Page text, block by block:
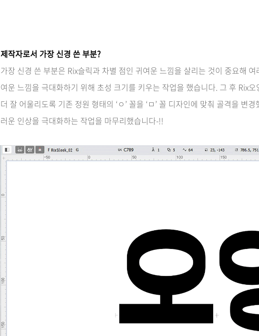
제작자로서 가장 신경 쓴 부분?
가장 신경 쓴 부분은 Rix슬릭과 차별 점인 귀여운 느낌을 살리는 것이 중요해
여운 느낌을 극대화하기 위해 초성 크기를 키우는 작업을 했습니다. 그 후 Rix
더 잘 어울리도록 기존 정원 형태의 ‘ㅇ’ 꼴을 ‘ㅁ’ 꼴 디자인에 맞춰 골격을 변
러운 인상을 극대화하는 작업을 마무리했습니다-!!